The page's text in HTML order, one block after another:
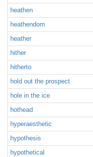
heathen
heathendom
heather
hither
hitherto
hold out the prospect
hole in the ice
hothead
hyperaesthetic
hypothesis
hypothetical